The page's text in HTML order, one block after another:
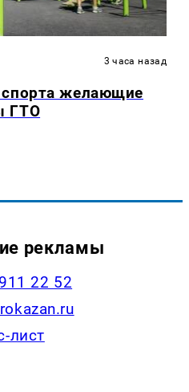
3 часа назад
спорта желающие
ГТО
рекламы
22 52
лист